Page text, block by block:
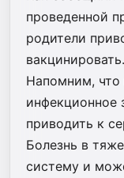
проведенной
родители
вакцинировать.
Напомним, что
инфекционное
приводить к
Болезнь в
систему и